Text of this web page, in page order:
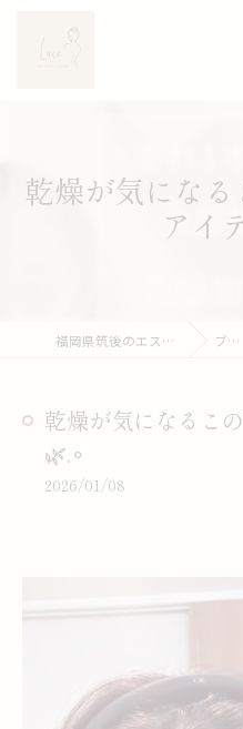
乾燥が気にな
アイ
福岡県筑後のエステならLuce ブログ
乾燥が気になるこ
🌿.∘
2026/01/08